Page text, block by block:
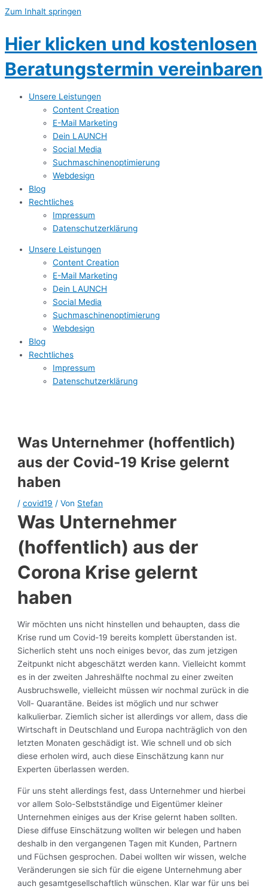
Zum Inhalt springen
Hier klicken und kostenlosen
Beratungstermin vereinbaren
Unsere Leistungen
Content Creation
E-Mail Marketing
Dein LAUNCH
Social Media
Suchmaschinenoptimierung
Webdesign
Blog
Rechtliches
Impressum
Datenschutzerklärung
Unsere Leistungen
Content Creation
E-Mail Marketing
Dein LAUNCH
Social Media
Suchmaschinenoptimierung
Webdesign
Blog
Rechtliches
Impressum
Datenschutzerklärung
Was Unternehmer (hoffentlich)
aus der Covid-19 Krise gelernt
haben
/covid19 / Von Stefan
Was Unternehmer
(hoffentlich) aus der
Corona Krise gelernt
haben
Wir möchten uns nicht hinstellen und behaupten, dass die
Krise rund um Covid-19 bereits komplett überstanden ist.
Sicherlich steht uns noch einiges bevor, das zum jetzigen
Zeitpunkt nicht abgeschätzt werden kann. Vielleicht kommt
es in der zweiten Jahreshälfte nochmal zu einer zweiten
Ausbruchswelle, vielleicht müssen wir nochmal zurück in die
Voll- Quarantäne. Beides ist möglich und nur schwer
kalkulierbar. Ziemlich sicher ist allerdings vor allem, dass die
Wirtschaft in Deutschland und Europa nachträglich von den
letzten Monaten geschädigt ist. Wie schnell und ob sich
diese erholen wird, auch diese Einschätzung kann nur
Experten überlassen werden.
Für uns steht allerdings fest, dass Unternehmer und hierbei
vor allem Solo-Selbstständige und Eigentümer kleiner
Unternehmen einiges aus der Krise gelernt haben sollten.
Diese diffuse Einschätzung wollten wir belegen und haben
deshalb in den vergangenen Tagen mit Kunden, Partnern
und Füchsen gesprochen. Dabei wollten wir wissen, welche
Veränderungen sie sich für die eigene Unternehmung aber
auch gesamtgesellschaftlich wünschen. Klar war für uns bei